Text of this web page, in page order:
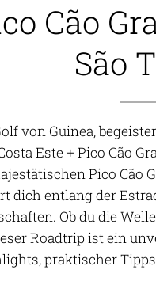
Cão
São
von Guinea,
Este + Pico Cão
Pico Cão
dich entlang der
Ob du die
Roadtrip ist ein
praktischer